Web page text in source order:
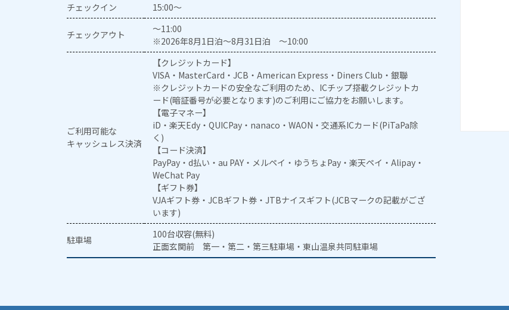
チェックイン 15:00～
チェックアウト
～11:00
※2026年8月1日泊～8月31日泊 ～10:00
ご利用可能な
キャッシュレス決済
【クレジットカード】
VISA・MasterCard・JCB・American Express・Diners Club・銀聯
※クレジットカードの安全なご利用のため、ICチップ搭載クレジットカ
ード(暗証番号が必要となります)のご利用にご協力をお願いします。
【電子マネー】
iD・楽天Edy・QUICPay・nanaco・WAON・交通系ICカード(PiTaPa除
く)
【コード決済】
PayPay・d払い・au PAY・メルペイ・ゆうちょPay・楽天ペイ・Alipay・
WeChat Pay
【ギフト券】
VJAギフト券・JCBギフト券・JTBナイスギフト(JCBマークの記載がござ
います)
駐車場
100台収容(無料)
正面玄関前 第一・第二・第三駐車場・東山温泉共同駐車場